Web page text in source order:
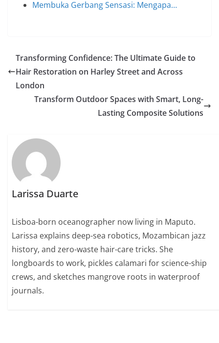
Membuka Gerbang Sensasi: Mengapa…
Transforming Confidence: The Ultimate Guide to
Hair Restoration on Harley Street and Across
London
Transform Outdoor Spaces with Smart, Long-
Lasting Composite Solutions
Larissa Duarte
Lisboa-born oceanographer now living in Maputo.
Larissa explains deep-sea robotics, Mozambican jazz
history, and zero-waste hair-care tricks. She
longboards to work, pickles calamari for science-ship
crews, and sketches mangrove roots in waterproof
journals.